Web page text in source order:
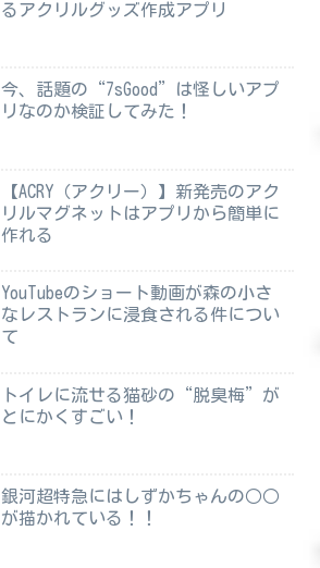
るアクリルグッズ作成アプリ
今、話題の“7sGood”は怪しいアプ
リなのか検証してみた！
【ACRY（アクリー）】新発売のアク
リルマグネットはアプリから簡単に
作れる
YouTubeのショート動画が森の小さ
なレストランに浸食される件につい
て
トイレに流せる猫砂の“脱臭梅”が
とにかくすごい！
銀河超特急にはしずかちゃんの○○
が描かれている！！